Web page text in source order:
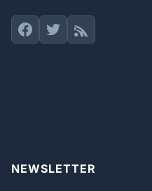
NEWSLETTER